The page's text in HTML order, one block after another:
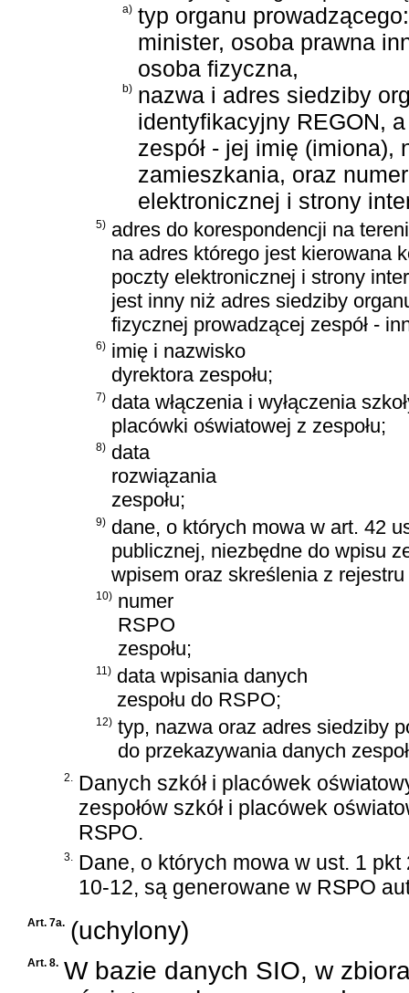
a) typ organu
minister, osoba prawna
osoba fizyczna,
b) nazwa i adres siedziby
identyfikacyjny REGON,
zespół - jej imię
zamieszkania, oraz
elektronicznej i strony
5) adres do korespondencji na
na adres którego jest kierowana
poczty elektronicznej i strony
jest inny niż adres siedziby
fizycznej prowadzącej zespół -
6) imię i nazwisko
dyrektora zespołu;
7) data włączenia i wyłączenia
placówki oświatowej z zespołu;
8) data
rozwiązania
zespołu;
9) dane, o których mowa w art. 42
publicznej, niezbędne do wpisu
wpisem oraz skreślenia z
10) numer
RSPO
zespołu;
11) data wpisania danych
zespołu do RSPO;
12) typ, nazwa oraz adres siedziby
do przekazywania danych
2. Danych szkół i placówek
zespołów szkół i placówek
RSPO.
3. Dane, o których mowa w ust. 1 pkt
10-12, są generowane w RSPO
Art. 7a. (uchylony)
Art. 8. W bazie danych SIO, w